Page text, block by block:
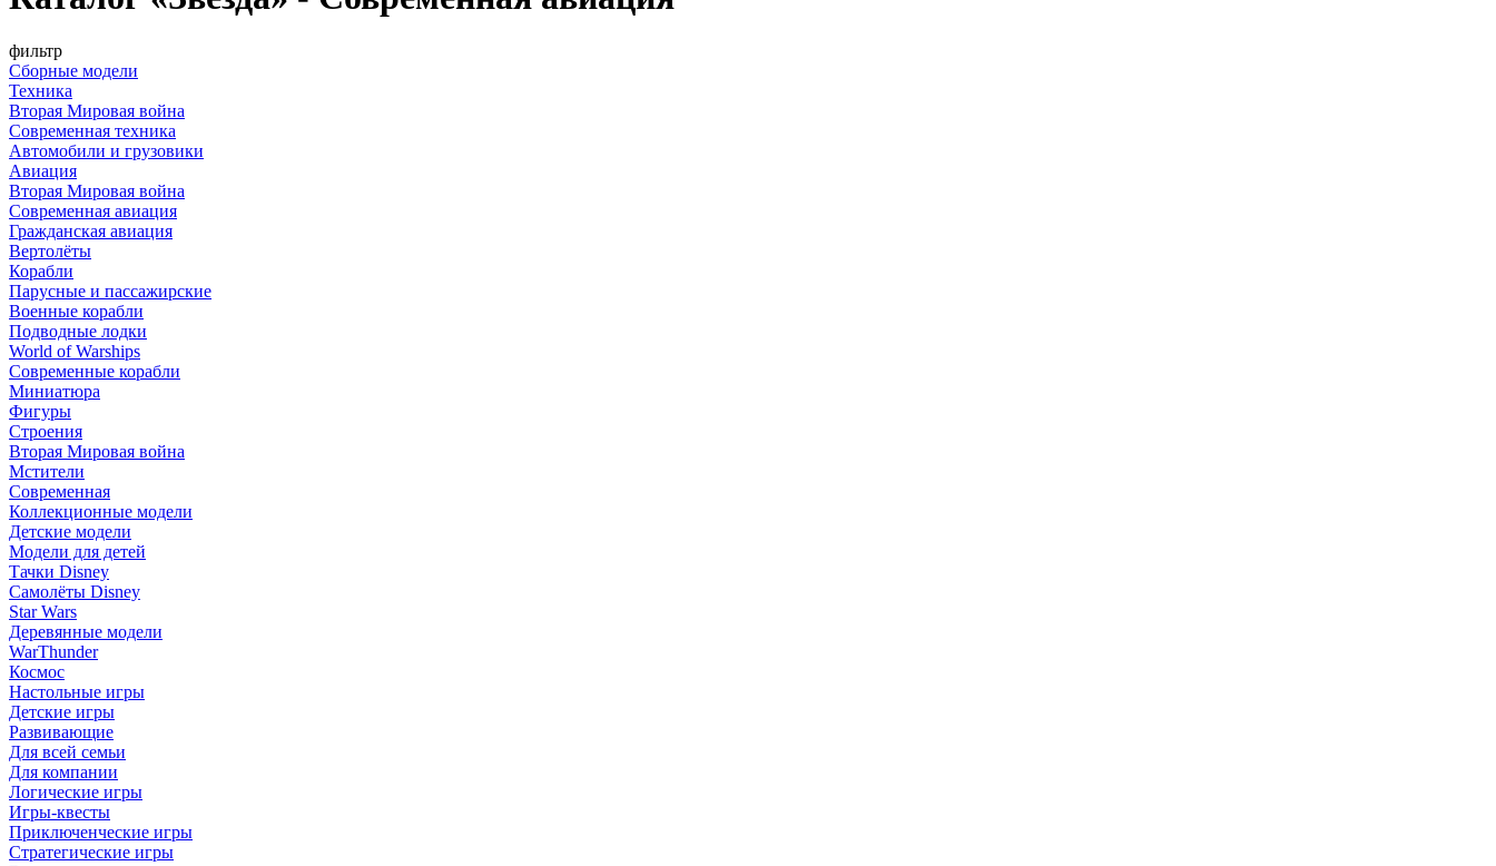
фильтр
Сборные модели
Техника
Вторая Мировая война
Современная техника
Автомобили и грузовики
Авиация
Вторая Мировая война
Современная авиация
Гражданская авиация
Вертолёты
Корабли
Парусные и пассажирские
Военные корабли
Подводные лодки
World of Warships
Современные корабли
Миниатюра
Фигуры
Строения
Вторая Мировая война
Мстители
Современная
Коллекционные модели
Детские модели
Модели для детей
Тачки Disney
Самолёты Disney
Star Wars
Деревянные модели
WarThunder
Космос
Настольные игры
Детские игры
Развивающие
Для всей семьи
Для компании
Логические игры
Игры-квесты
Приключенческие игры
Стратегические игры